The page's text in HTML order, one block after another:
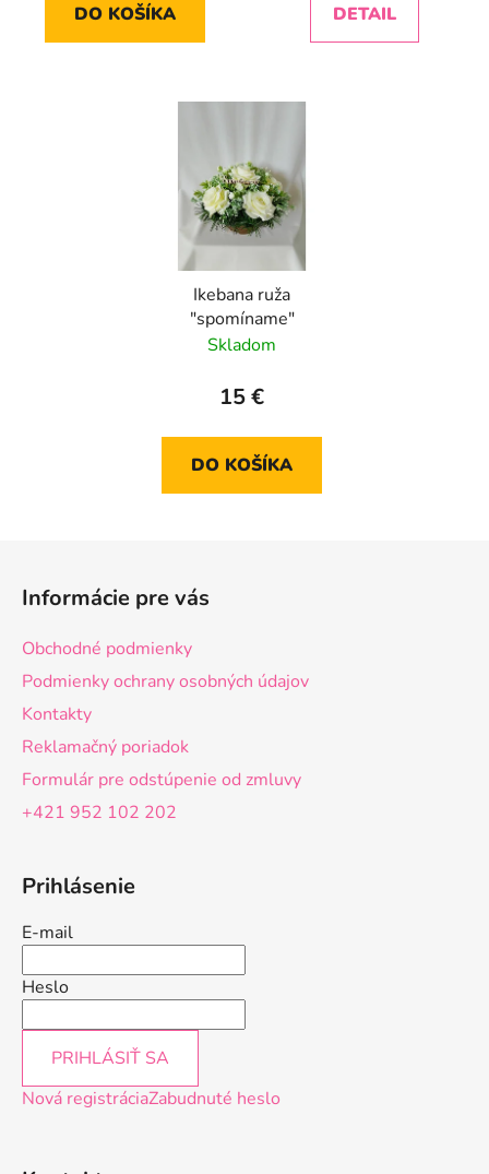
DO KOŠÍKA DETAIL
Ikebana ruža
"spomíname"
Skladom
15 €
DO KOŠÍKA
Informácie pre vás
Obchodné podmienky
Podmienky ochrany osobných údajov
Kontakty
Reklamačný poriadok
Formulár pre odstúpenie od zmluvy
+421 952 102 202
Prihlásenie
E-mail
Heslo
PRIHLÁSIŤ SA
Nová registráciaZabudnuté heslo